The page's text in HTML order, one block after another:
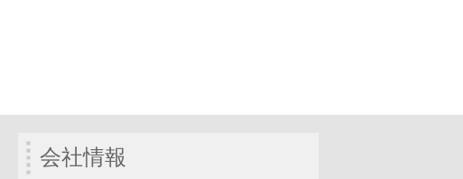
会社情報